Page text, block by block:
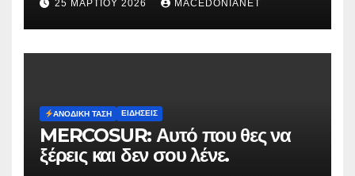
25 ΜΑΡΤΊΟΥ 2026 MACEDONIANET
ΑΝΟΔΙΚΉ ΤΆΣΗ ΕΙΔΉΣΕΙΣ
MERCOSUR: Αυτό που θες να
ξέρεις και δεν σου λένε.